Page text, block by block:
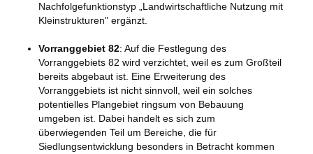
Nachfolgefunktionstyp „Landwirtschaftliche Nutzung mit
Kleinstrukturen" ergänzt.
Vorranggebiet 82: Auf die Festlegung des
Vorranggebiets 82 wird verzichtet, weil es zum Großteil
bereits abgebaut ist. Eine Erweiterung des
Vorranggebiets ist nicht sinnvoll, weil ein solches
potentielles Plangebiet ringsum von Bebauung
umgeben ist. Dabei handelt es sich zum
überwiegenden Teil um Bereiche, die für
Siedlungsentwicklung besonders in Betracht kommen